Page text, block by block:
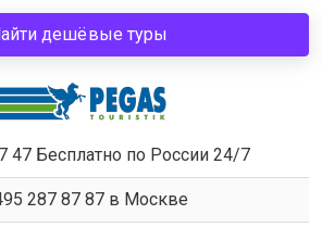
дешёвые туры
47 Бесплатно по России 24/7
287 87 87 в Москве